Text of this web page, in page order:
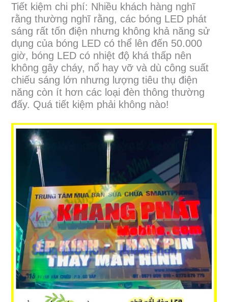
Tiết kiệm chi phí: Nhiều khách hàng nghĩ
rằng thường nghĩ rằng, các bóng LED phát
sáng rất tốn điện nhưng không khả năng sử
dụng của bóng LED có thể lên đến 50.000
giờ, bóng LED có nhiệt độ khá thấp nên
không gây cháy, nổ hay vỡ và dù công suất
chiếu sáng lớn nhưng lượng tiêu thụ điện
năng còn ít hơn các loại đèn thông thường
đấy. Quá tiết kiệm phải không nào!